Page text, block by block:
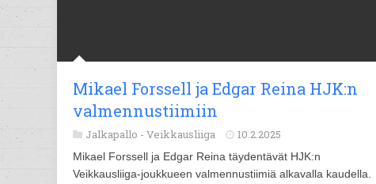
Mikael Forssell ja Edgar Reina HJK:n
valmennustiimiin
Jalkapallo - Veikkausliiga 10.2.2025
Mikael Forssell ja Edgar Reina täydentävät HJK:n
Veikkausliiga-joukkueen valmennustiimiä alkavalla kaudella.